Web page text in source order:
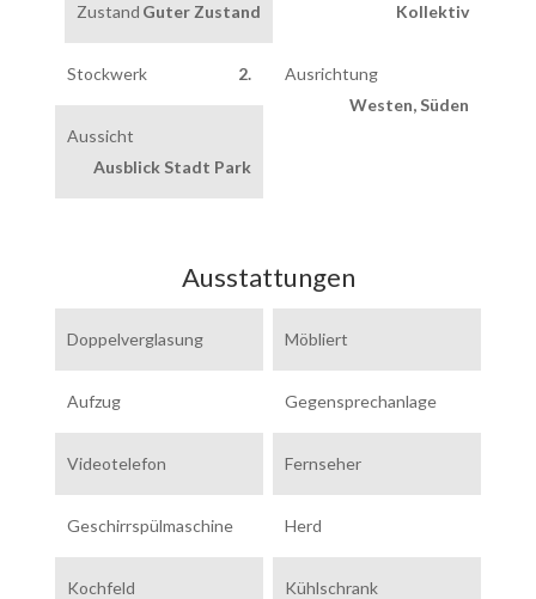
Kollektiv
Zustand Guter Zustand
Stockwerk 2.
Ausrichtung
Westen, Süden
Aussicht
Ausblick Stadt Park
Ausstattungen
Doppelverglasung Möbliert
Aufzug Gegensprechanlage
Videotelefon Fernseher
Geschirrspülmaschine Herd
Kochfeld Kühlschrank